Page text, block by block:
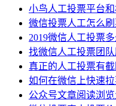
小鸟人工投票平台
微信投票人工怎么
2019微信人工投票多
找微信人工投票团
真正的人工投票有
如何在微信上快速
公众号文章阅读浏